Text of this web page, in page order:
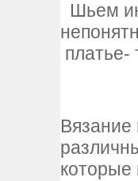
Шьем
которые